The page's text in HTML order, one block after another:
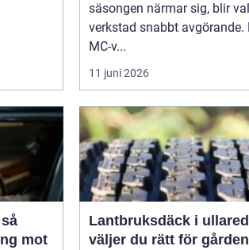
säsongen närmar sig, blir
verkstad snabbt avgörande.
MC-v...
11 juni 2026
mot
Lantbruksdäck i ullared
väljer du rätt för